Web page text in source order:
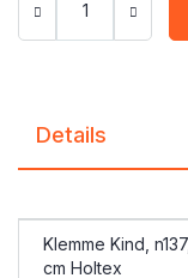
Details
Klemme Kind,
cm Holtex